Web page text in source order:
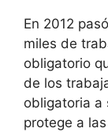
En 2012
miles de
obligatorio
de los
obligatoria a
protege a